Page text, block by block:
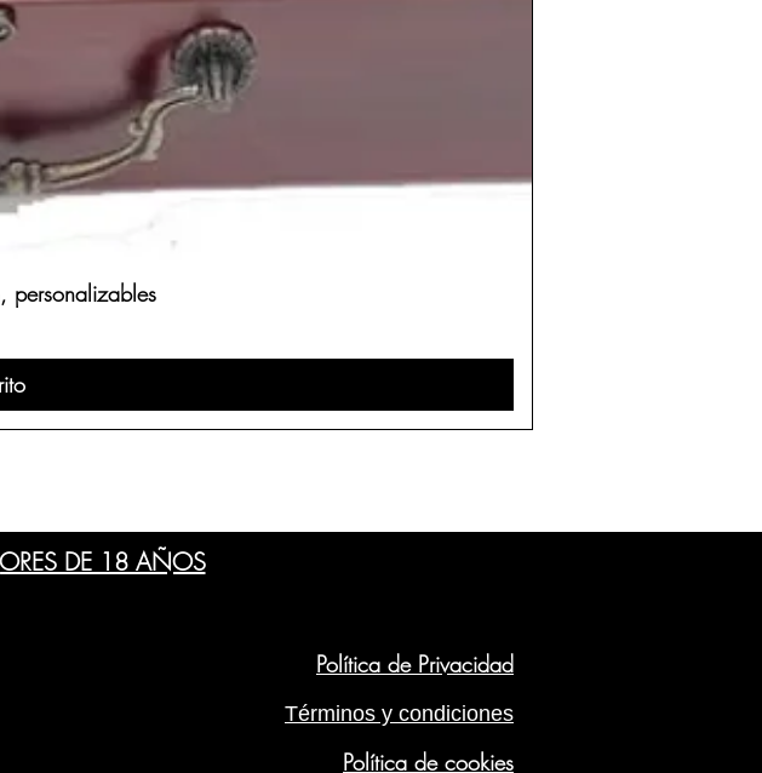
Tu tienda especializada envinos antiguos para regalo
Porque cada añada es una historia… y cada vino, un recuerdo.
personalizables
DE 18 AÑOS
Política de Privacidad
Términos y condiciones
Política de cookies